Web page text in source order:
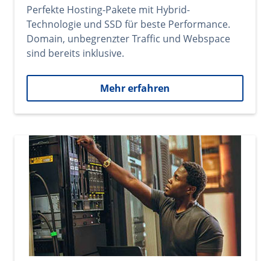
Perfekte Hosting-Pakete mit Hybrid-
Technologie und SSD für beste Performance.
Domain, unbegrenzter Traffic und Webspace
sind bereits inklusive.
Mehr erfahren